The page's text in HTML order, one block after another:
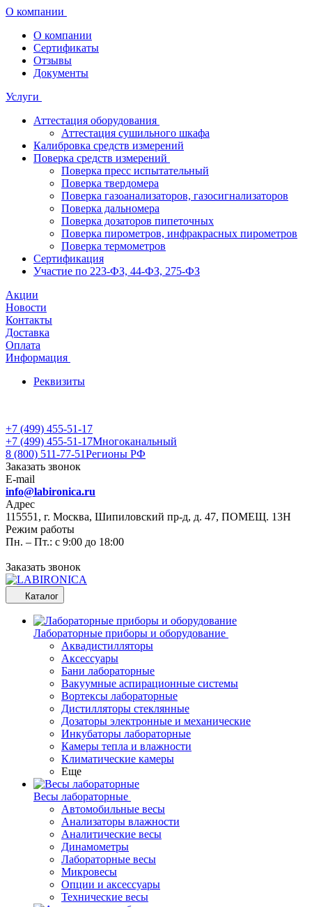
О компании
О компании
Сертификаты
Отзывы
Документы
Услуги
Аттестация оборудования
Аттестация сушильного шкафа
Калибровка средств измерений
Поверка средств измерений
Поверка пресс испытательный
Поверка твердомера
Поверка газоанализаторов, газосигнализаторов
Поверка дальномера
Поверка дозаторов пипеточных
Поверка пирометров, инфракрасных пирометров
Поверка термометров
Сертификация
Участие по 223-ФЗ, 44-ФЗ, 275-ФЗ
Акции
Новости
Контакты
Доставка
Оплата
Информация
Реквизиты
+7 (499) 455-51-17
+7 (499) 455-51-17Многоканальный
8 (800) 511-77-51Регионы РФ
Заказать звонок
E-mail
info@labironica.ru
Адрес
115551, г. Москва, Шипиловский пр-д, д. 47, ПОМЕЩ. 13Н
Режим работы
Пн. – Пт.: с 9:00 до 18:00
Заказать звонок
Каталог
Лабораторные приборы и оборудование
Аквадистилляторы
Аксессуары
Бани лабораторные
Вакуумные аспирационные системы
Вортексы лабораторные
Дистилляторы стеклянные
Дозаторы электронные и механические
Инкубаторы лабораторные
Камеры тепла и влажности
Климатические камеры
Еще
Весы лабораторные
Автомобильные весы
Анализаторы влажности
Аналитические весы
Динамометры
Лабораторные весы
Микровесы
Опции и аксессуары
Технические весы